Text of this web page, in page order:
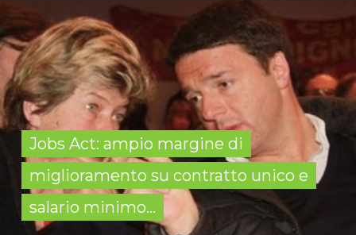
Jobs Act: ampio margine di
miglioramento su contratto unico e
salario minimo...